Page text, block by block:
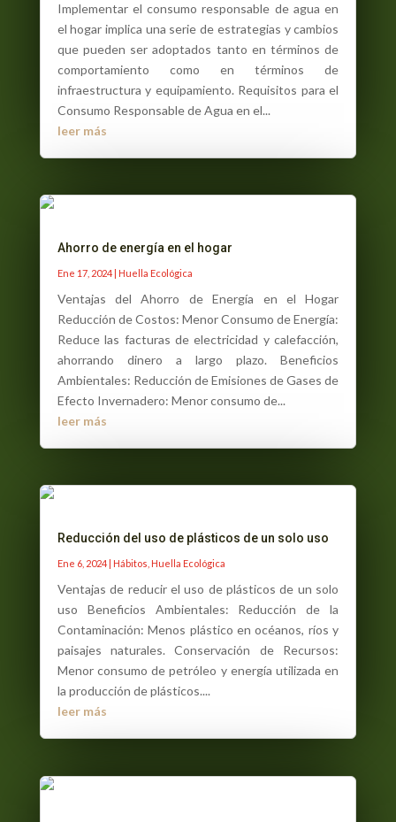
Implementar el consumo responsable de agua en
el hogar implica una serie de estrategias y cambios
que pueden ser adoptados tanto en términos de
comportamiento como en términos de
infraestructura y equipamiento. Requisitos para el
Consumo Responsable de Agua en el...
leer más
Ahorro de energía en el hogar
Ene 17, 2024| Huella Ecológica
Ventajas del Ahorro de Energía en el Hogar
Reducción de Costos: Menor Consumo de Energía:
Reduce las facturas de electricidad y calefacción,
ahorrando dinero a largo plazo. Beneficios
Ambientales: Reducción de Emisiones de Gases de
Efecto Invernadero: Menor consumo de...
leer más
Reducción del uso de plásticos de un solo uso
Ene 6, 2024| Hábitos Huella Ecológica
Ventajas de reducir el uso de plásticos de un solo
uso Beneficios Ambientales: Reducción de la
Contaminación: Menos plástico en océanos, ríos y
paisajes naturales. Conservación de Recursos:
Menor consumo de petróleo y energía utilizada en
la producción de plásticos....
leer más